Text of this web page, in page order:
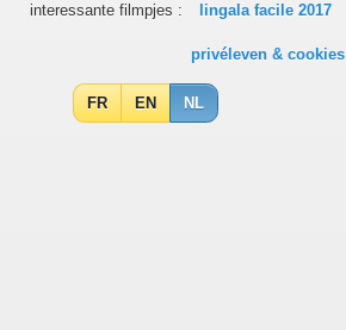
interessante filmpjes : lingala facile 2017
privéleven & cookies
FR EN NL